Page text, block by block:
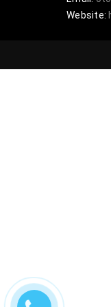
lựa
khách
Website: